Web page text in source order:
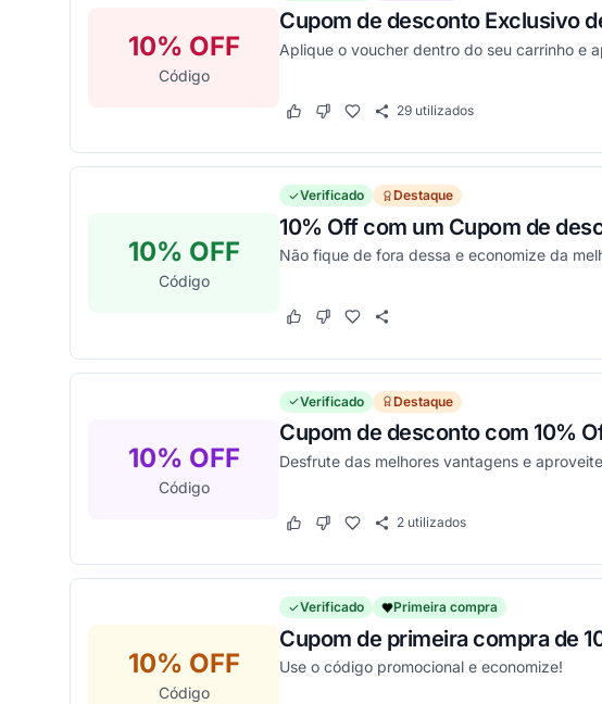
10% OFF
Código
Cupom de desconto Exclusivo
Aplique o voucher dentro do seu carrinho e
Este cupom funcionou
Este cupom não funcionou
29 utilizados
10% OFF
Código
Verificado Destaque
10% Off com um Cupom de
Não fique de fora dessa e economize da
Este cupom funcionou
Este cupom não funcionou
10% OFF
Código
Verificado Destaque
Cupom de desconto com 10%
Desfrute das melhores vantagens e
Este cupom funcionou
Este cupom não funcionou
2 utilizados
10% OFF
Código
Verificado Primeira compra
Cupom de primeira compra de
Use o código promocional e economize!